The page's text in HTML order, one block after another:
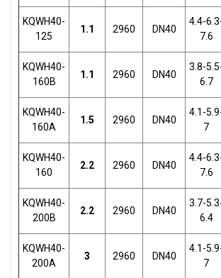
KQWH40-
125
1.1 2960 DN40
4.4-
7.6
KQWH40-
160B
1.1 2960 DN40
3.8-
6.7
KQWH40-
160A
1.5 2960 DN40
4.1-
7
KQWH40-
160
2.2 2960 DN40
4.4-
7.6
KQWH40-
200B
2.2 2960 DN40
3.7-
6.4
KQWH40-
200A
3 2960 DN40
4.1-
7